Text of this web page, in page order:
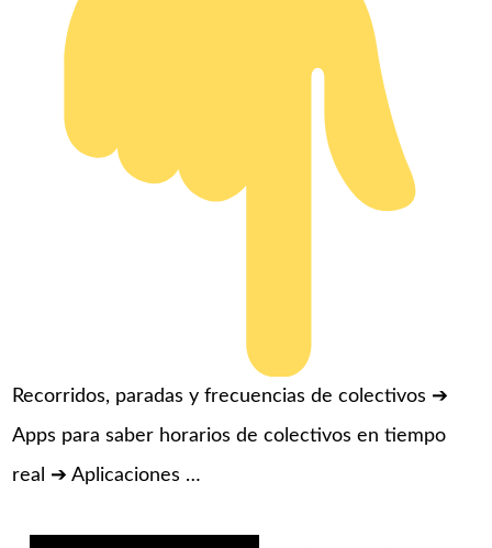
Recorridos, paradas y frecuencias de colectivos ➔
Apps para saber horarios de colectivos en tiempo
real ➔ Aplicaciones …